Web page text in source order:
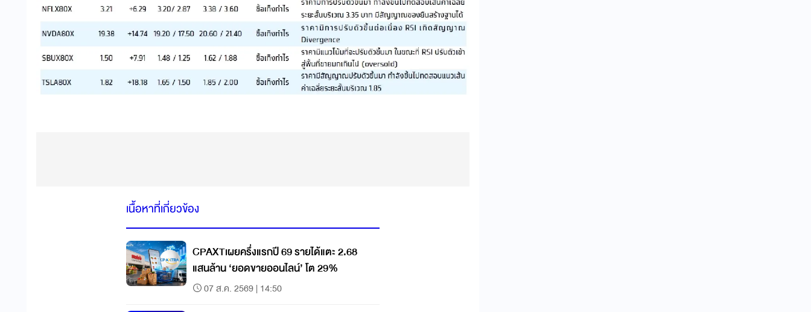
เนื้อหาที่เกี่ยวข้อง
CPAXTเผยครึ่งแรกปี 69 รายได้แตะ 2.68
แสนล้าน ‘ยอดขายออนไลน์’ โต 29%
07 ส.ค. 2569 | 14:50